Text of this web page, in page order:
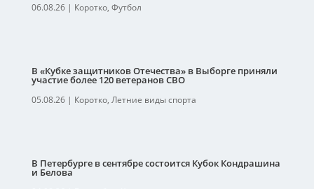
06.08.26| Коротко, Футбол
В «Кубке защитников Отечества» в Выборге приняли
участие более 120 ветеранов СВО
05.08.26| Коротко, Летние виды спорта
В Петербурге в сентябре состоится Кубок Кондрашина
и Белова